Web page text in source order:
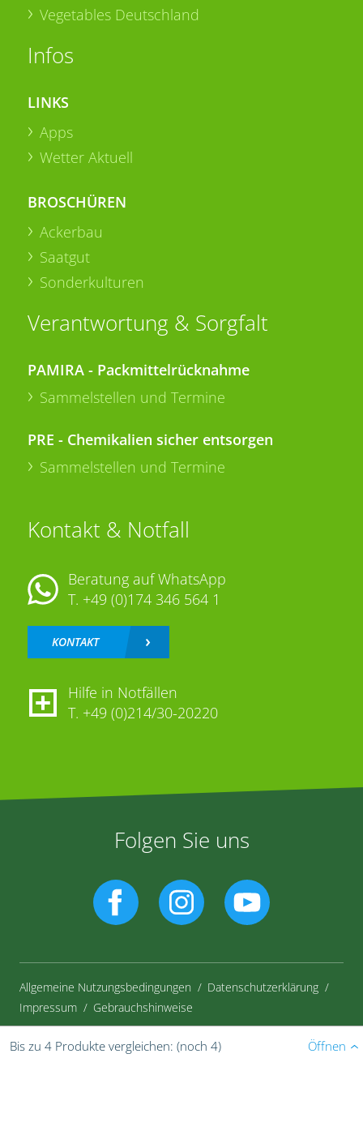
Öffnen
Bis zu 4 Produkte vergleichen: (noch 4)
Vegetables Deutschland
Infos
LINKS
Apps
Wetter Aktuell
BROSCHÜREN
Ackerbau
Saatgut
Sonderkulturen
Verantwortung & Sorgfalt
PAMIRA - Packmittelrücknahme
Sammelstellen und Termine
PRE - Chemikalien sicher entsorgen
Sammelstellen und Termine
Kontakt & Notfall
Beratung auf WhatsApp
T. +49 (0)174 346 564 1
KONTAKT
Hilfe in Notfällen
T. +49 (0)214/30-20220
Folgen Sie uns
Allgemeine Nutzungsbedingungen
Datenschutzerklärung
Impressum
Gebrauchshinweise
© Bayer CropScience Deutschland GmbH